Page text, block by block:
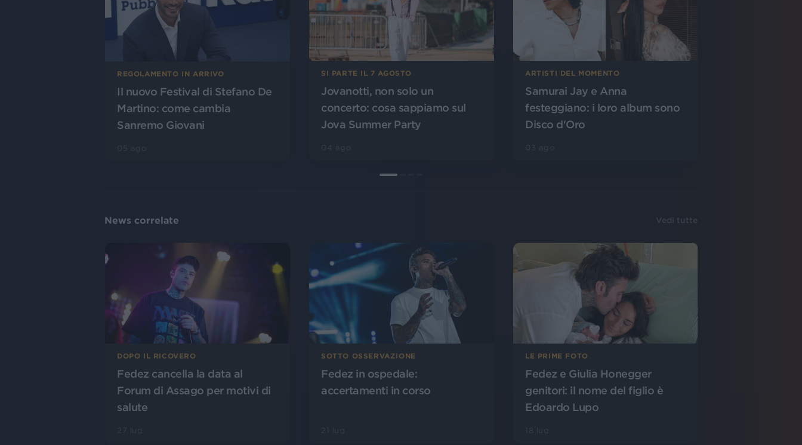
REGOLAMENTO IN ARRIVO
Il nuovo Festival di Stefano De
Martino: come cambia
Sanremo Giovani
SI PARTE IL 7 AGOSTO
Jovanotti, non solo un
concerto: cosa sappiamo sul
Jova Summer Party
ARTISTI DEL MOMENTO
Samurai Jay e Anna
festeggiano: i loro album sono
Disco d'Oro
News correlate Vedi tutte
DOPO IL RICOVERO
Fedez cancella la data al
Forum di Assago per motivi di
salute
SOTTO OSSERVAZIONE
Fedez in ospedale:
accertamenti in corso
LE PRIME FOTO
Fedez e Giulia Honegger
genitori: il nome del figlio è
Edoardo Lupo